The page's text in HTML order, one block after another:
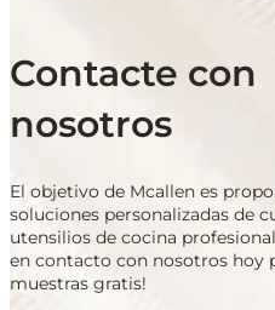
Contacte con
nosotros
El objetivo de Mcallen es
soluciones personalizadas de
utensilios de cocina
en contacto con nosotros hoy
muestras gratis!